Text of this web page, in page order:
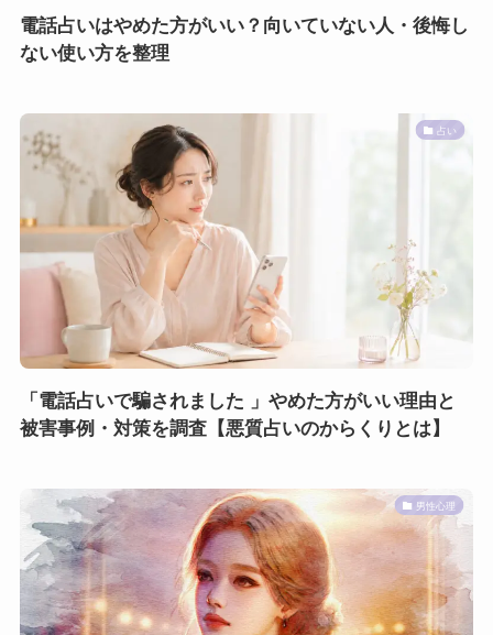
電話占いはやめた方がいい？向いていない人・後悔し
ない使い方を整理
占い
「電話占いで騙されました 」やめた方がいい理由と
被害事例・対策を調査【悪質占いのからくりとは】
男性心理